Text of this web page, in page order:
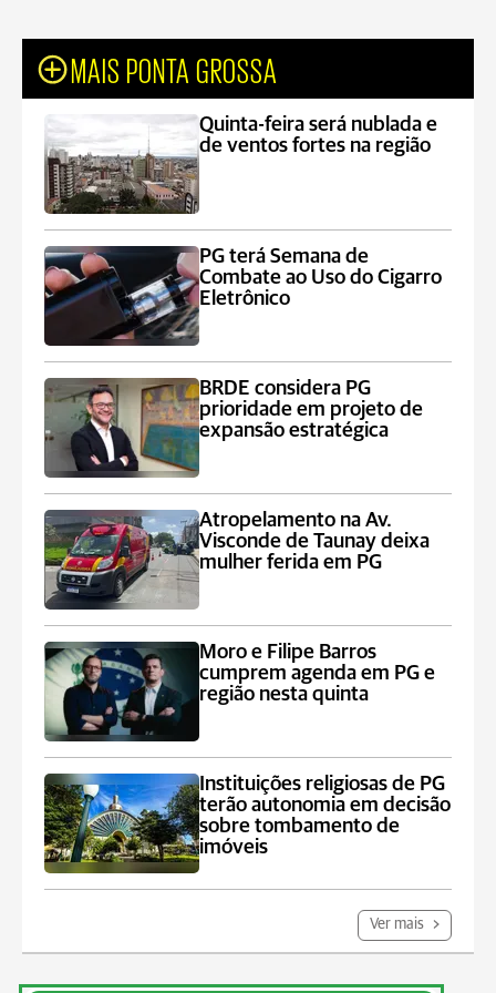
MAIS PONTA GROSSA
Quinta-feira será nublada e
de ventos fortes na região
PG terá Semana de
Combate ao Uso do Cigarro
Eletrônico
BRDE considera PG
prioridade em projeto de
expansão estratégica
Atropelamento na Av.
Visconde de Taunay deixa
mulher ferida em PG
Moro e Filipe Barros
cumprem agenda em PG e
região nesta quinta
Instituições religiosas de PG
terão autonomia em decisão
sobre tombamento de
imóveis
Ver mais